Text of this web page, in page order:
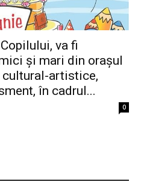
va fi
și mari din orașul
artistice,
în cadrul...
0